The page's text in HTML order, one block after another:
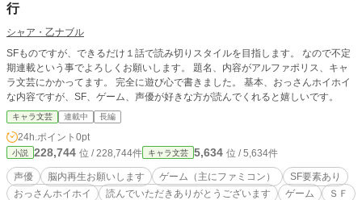
行
シャア・乙ナブル
SFものですが、できるだけ１話で読み切りスタイルを目指します。 なので不定
期連載という事でよろしくお願いします。 題名、内容がアルファポリス、キャ
ラ文芸にかかってます。 完全に遊び心で書きました。 基本、おっさんホイホイ
な内容ですが、SF、ゲーム、声優が好きな方が読んでくれると嬉しいです。
キャラ文芸 連載中 長編
24h.ポイント 0pt
小説 228,744 位 / 228,744件 キャラ文芸 5,634 位 / 5,634件
声優 脳内再生お願いします ゲーム（主にファミコン）
SF要素あり
おっさんホイホイ
読んでいただきありがとうございます ゲーム ＳＦ